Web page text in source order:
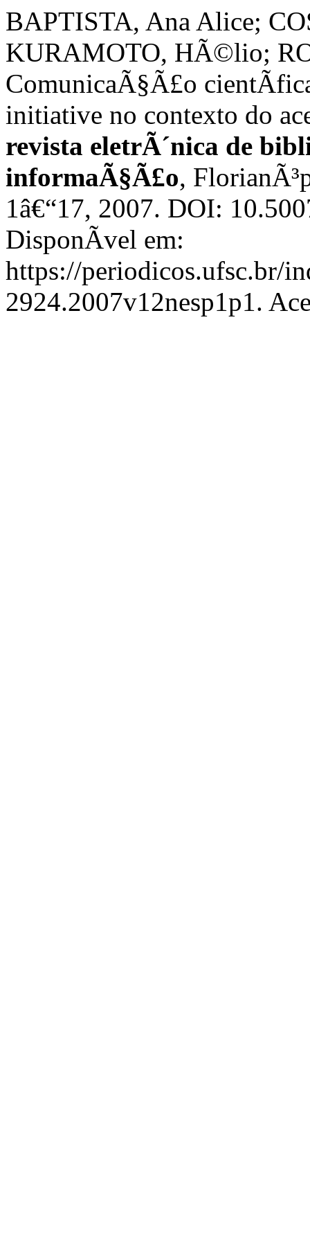
BAPTISTA, Ana Alice;
KURAMOTO, HÃ©lio;
ComunicaÃ§Ã£o
initiative no contexto do
revista eletrÃ´nica de
informaÃ§Ã£o,
1â€“17, 2007. DOI:
DisponÃ­vel em:
https://periodicos.ufsc.br/
2924.2007v12nesp1p1.